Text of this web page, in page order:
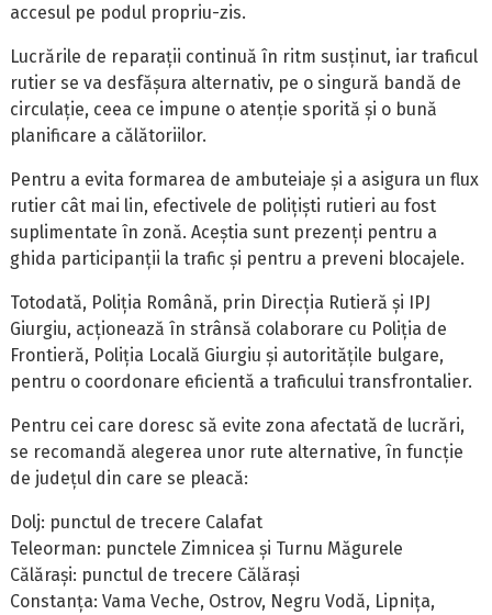
accesul pe podul propriu-zis.
Lucrările de reparații continuă în ritm susținut, iar traficul
rutier se va desfășura alternativ, pe o singură bandă de
circulație, ceea ce impune o atenție sporită și o bună
planificare a călătoriilor.
Pentru a evita formarea de ambuteiaje și a asigura un flux
rutier cât mai lin, efectivele de polițiști rutieri au fost
suplimentate în zonă. Aceștia sunt prezenți pentru a
ghida participanții la trafic și pentru a preveni blocajele.
Totodată, Poliția Română, prin Direcția Rutieră și IPJ
Giurgiu, acționează în strânsă colaborare cu Poliția de
Frontieră, Poliția Locală Giurgiu și autoritățile bulgare,
pentru o coordonare eficientă a traficului transfrontalier.
Pentru cei care doresc să evite zona afectată de lucrări,
se recomandă alegerea unor rute alternative, în funcție
de județul din care se pleacă:
Dolj: punctul de trecere Calafat
Teleorman: punctele Zimnicea și Turnu Măgurele
Călărași: punctul de trecere Călărași
Constanța: Vama Veche, Ostrov, Negru Vodă, Lipnița,